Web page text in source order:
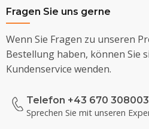
Fragen Sie uns gerne
Wenn Sie Fragen zu unseren
Bestellung haben, können Sie
Kundenservice wenden.
Telefon +43 670
Sprechen Sie mit unseren